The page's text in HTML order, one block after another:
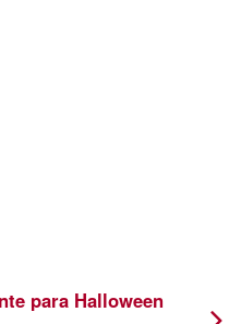
para Halloween